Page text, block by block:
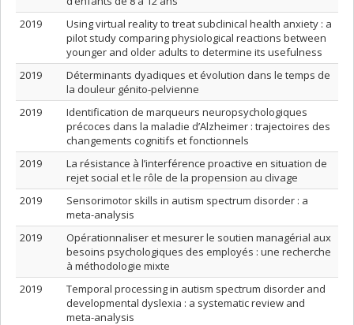
2019
Using virtual reality to treat subclinical health anxiety : a
pilot study comparing physiological reactions between
younger and older adults to determine its usefulness
2019
Déterminants dyadiques et évolution dans le temps de
la douleur génito-pelvienne
2019
Identification de marqueurs neuropsychologiques
précoces dans la maladie d’Alzheimer : trajectoires des
changements cognitifs et fonctionnels
2019
La résistance à l’interférence proactive en situation de
rejet social et le rôle de la propension au clivage
2019
Sensorimotor skills in autism spectrum disorder : a
meta-analysis
2019
Opérationnaliser et mesurer le soutien managérial aux
besoins psychologiques des employés : une recherche
à méthodologie mixte
2019
Temporal processing in autism spectrum disorder and
developmental dyslexia : a systematic review and
meta-analysis